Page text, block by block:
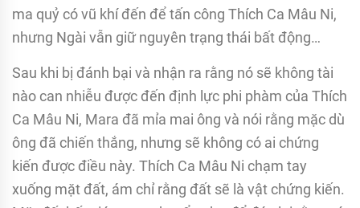
ma quỷ có vũ khí đến để tấn công Thích Ca Mâu Ni,
nhưng Ngài vẫn giữ nguyên trạng thái bất động…
Sau khi bị đánh bại và nhận ra rằng nó sẽ không tài
nào can nhiễu được đến định lực phi phàm của Thích
Ca Mâu Ni, Mara đã mỉa mai ông và nói rằng mặc dù
ông đã chiến thắng, nhưng sẽ không có ai chứng
kiến được điều này. Thích Ca Mâu Ni chạm tay
xuống mặt đất, ám chỉ rằng đất sẽ là vật chứng kiến.